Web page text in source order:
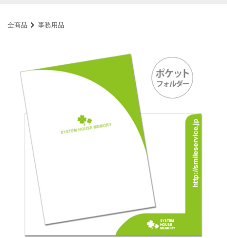
全商品 事務用品